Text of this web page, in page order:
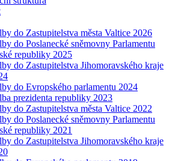
do Zastupitelstva města Valtice 2026
do Poslanecké sněmovny Parlamentu
republiky 2025
do Zastupitelstva Jihomoravského kraje
do Evropského parlamentu 2024
prezidenta republiky 2023
do Zastupitelstva města Valtice 2022
do Poslanecké sněmovny Parlamentu
republiky 2021
do Zastupitelstva Jihomoravského kraje